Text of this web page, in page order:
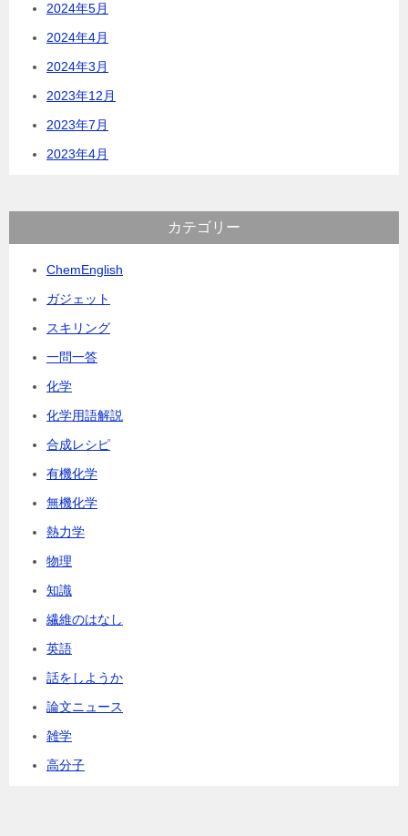
2024年5月
2024年4月
2024年3月
2023年12月
2023年7月
2023年4月
カテゴリー
ChemEnglish
ガジェット
スキリング
一問一答
化学
化学用語解説
合成レシピ
有機化学
無機化学
熱力学
物理
知識
繊維のはなし
英語
話をしようか
論文ニュース
雑学
高分子